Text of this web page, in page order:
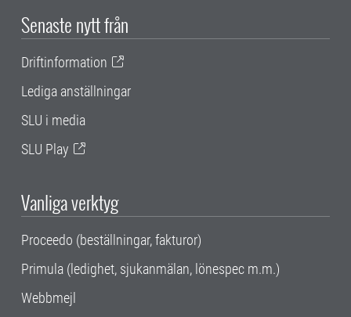
Senaste nytt från
Driftinformation
Lediga anställningar
SLU i media
SLU Play
Vanliga verktyg
Proceedo (beställningar, fakturor)
Primula (ledighet, sjukanmälan, lönespec m.m.)
Webbmejl